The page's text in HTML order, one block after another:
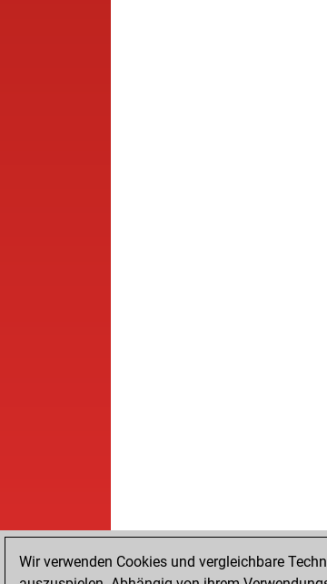
Wir verwenden Cookies und vergleichbare